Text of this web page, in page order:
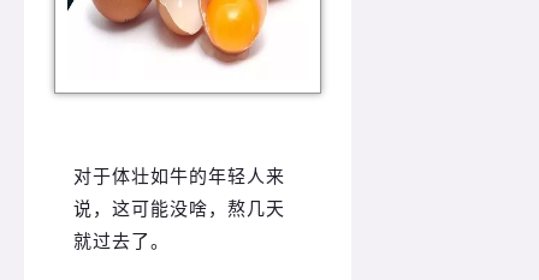
对于体壮如牛的年轻人来
说，这可能没啥，熬几天
就过去了。